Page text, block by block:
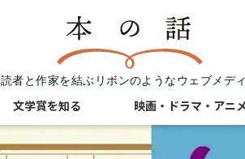
読者と作家を結ぶリボンのようなウェブメデ
文学賞を知る 映画・ドラマ・アニ